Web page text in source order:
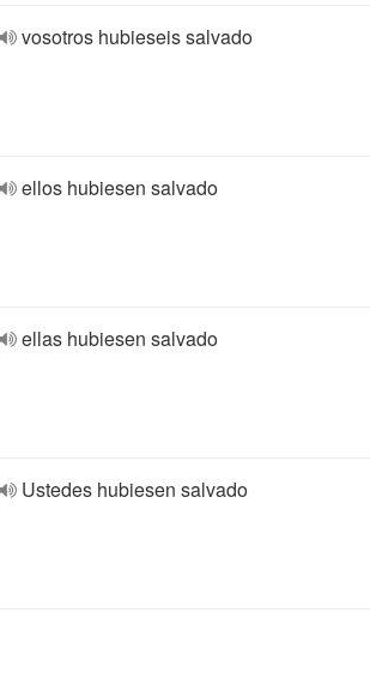
vosotros hubieseis salvado
ellos hubiesen salvado
ellas hubiesen salvado
Ustedes hubiesen salvado